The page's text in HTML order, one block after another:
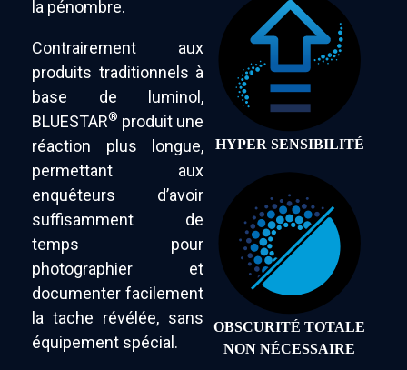
la pénombre.
Contrairement aux
produits traditionnels à
base de luminol,
BLUESTAR® produit une
réaction plus longue,
permettant aux
enquêteurs d’avoir
suffisamment de
temps pour
photographier et
documenter facilement
la tache révélée, sans
équipement spécial.
HYPER SENSIBILITÉ
OBSCURITÉ TOTALE
NON NÉCESSAIRE